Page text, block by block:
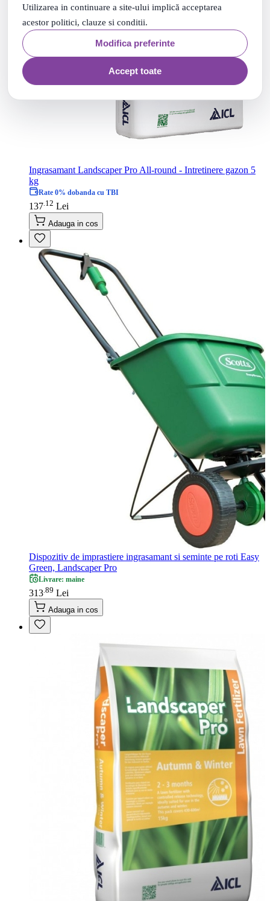
Utilizarea in continuare a site-ului implică acceptarea
acestor politici, clauze si conditii.
Modifica preferinte
Accept toate
Ingrasamant Landscaper Pro All-round - Intretinere gazon 5
kg
Rate 0% dobanda cu TBI
137 12 Lei
Adauga in cos
Dispozitiv de imprastiere ingrasamant si seminte pe roti Easy
Green, Landscaper Pro
Livrare: maine
313 89 Lei
Adauga in cos